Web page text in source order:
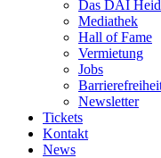
Das DAI
Mediathek
Hall of Fame
Vermietung
Jobs
Newsletter
Tickets
Kontakt
News